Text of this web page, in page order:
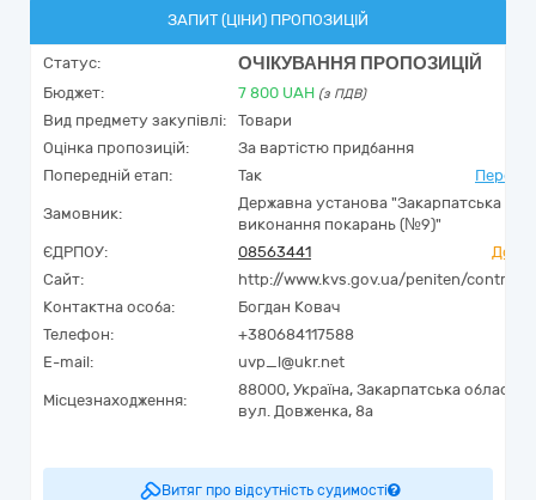
ЗАПИТ (ЦІНИ) ПРОПОЗИЦІЙ
Статус: ОЧІКУВАННЯ ПРОПОЗИЦІЙ
Бюджет: 7 800 UAH (з ПДВ)
Вид предмету закупівлі:
Товари
Оцінка пропозицій:
За вартістю придбання
Попередній етап:
Так
Замовник:
Державна установа "Закарпатська
виконання покарань (№9)"
ЄДРПОУ:
08563441
Сайт:
http://www.kvs.gov.ua/peniten/control/
Контактна особа:
Богдан Ковач
Телефон:
+380684117588
E-mail:
uvp_l@ukr.net
Місцезнаходження:
88000, Україна, Закарпатська область,
вул. Довженка, 8а
Витяг про відсутність судимості